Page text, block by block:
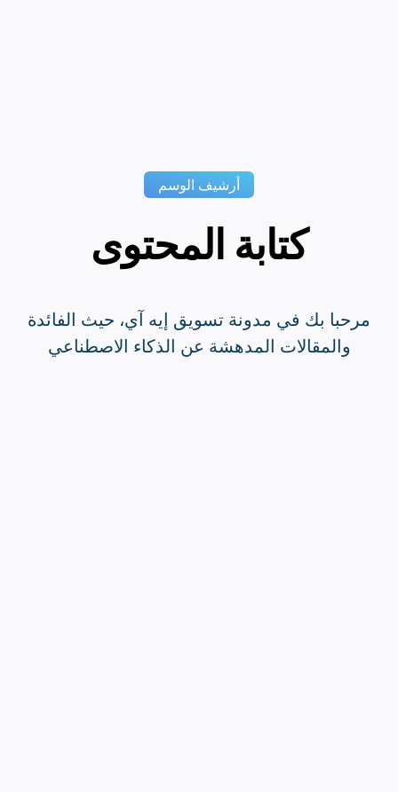
أرشيف الوسم
كتابة المحتوى
مرحبا بك في مدونة تسويق إيه آي، حيث الفائدة
والمقالات المدهشة عن الذكاء الاصطناعي